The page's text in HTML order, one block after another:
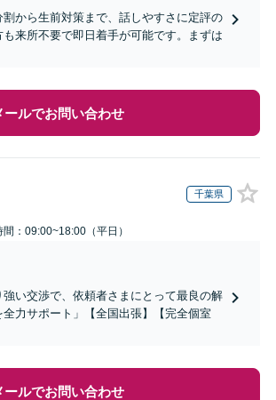
から生前対策まで、話しやすさに定評の
来所不要で即日着手が可能です。まずは
ールでお問い合わせ
千葉県
間：09:00~18:00（平日）
い交渉で、依頼者さまにとって最良の解
力サポート」【全国出張】【完全個室
ールでお問い合わせ